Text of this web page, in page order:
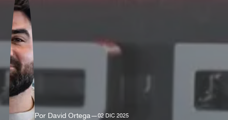
Por David Ortega—02 DIC 2025